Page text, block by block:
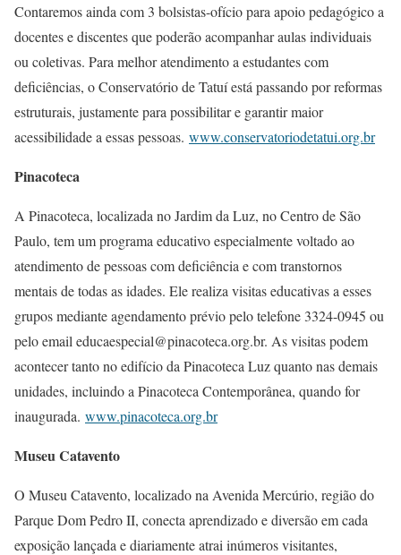
Contaremos ainda com 3 bolsistas-ofício para apoio pedagógico a
docentes e discentes que poderão acompanhar aulas individuais
ou coletivas. Para melhor atendimento a estudantes com
deficiências, o Conservatório de Tatuí está passando por reformas
estruturais, justamente para possibilitar e garantir maior
acessibilidade a essas pessoas. www.conservatoriodetatui.org.br
Pinacoteca
A Pinacoteca, localizada no Jardim da Luz, no Centro de São
Paulo, tem um programa educativo especialmente voltado ao
atendimento de pessoas com deficiência e com transtornos
mentais de todas as idades. Ele realiza visitas educativas a esses
grupos mediante agendamento prévio pelo telefone 3324-0945 ou
pelo email educaespecial@pinacoteca.org.br. As visitas podem
acontecer tanto no edifício da Pinacoteca Luz quanto nas demais
unidades, incluindo a Pinacoteca Contemporânea, quando for
inaugurada. www.pinacoteca.org.br
Museu Catavento
O Museu Catavento, localizado na Avenida Mercúrio, região do
Parque Dom Pedro II, conecta aprendizado e diversão em cada
exposição lançada e diariamente atrai inúmeros visitantes,